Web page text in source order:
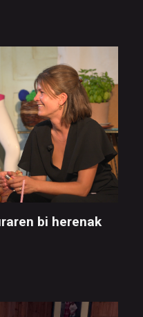
bi herenak